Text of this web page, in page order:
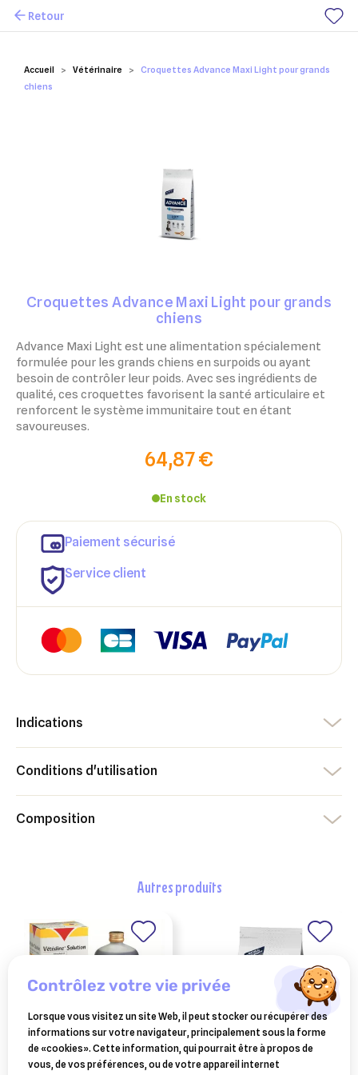
Mes favoris
Accueil Vétérinaire
Croquettes Advance Maxi Light pour grands
chiens
Retour
Croquettes Advance Maxi Light pour grands
chiens
Advance Maxi Light est une alimentation spécialement
formulée pour les grands chiens en surpoids ou ayant
besoin de contrôler leur poids. Avec ses ingrédients de
qualité, ces croquettes favorisent la santé articulaire et
renforcent le système immunitaire tout en étant
savoureuses.
64,87 €
En stock
Paiement sécurisé
Service client
Indications
Conditions d'utilisation
Composition
autres produits
VÉTOQUINOL ADVANCE-AFFINITY
Ajouter à ma liste d'envies
Créer une nouvelle liste
Créer une liste d'envies
Nom de la liste d'envies
Annuler Créer une liste d'envies
Connexion
Vous devez être connecté pour ajouter des produits à votre
Annuler Connexion
contrôlez votre vie privée
Lorsque vous visitez un site Web, il peut stocker ou récupérer des
informations sur votre navigateur, principalement sous la forme
de «cookies». Cette information, qui pourrait être à propos de
vous, de vos préférences, ou de votre appareil internet